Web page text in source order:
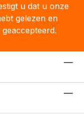
u dat u onze
gelezen en
geaccepteerd.